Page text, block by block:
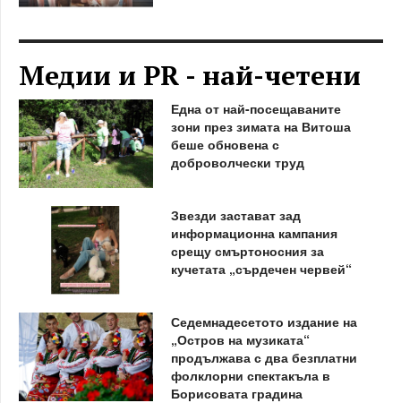
Медии и PR - най-четени
Една от най-посещаваните
зони през зимата на Витоша
беше обновена с
доброволчески труд
Звезди застават зад
информационна кампания
срещу смъртоносния за
кучетата „сърдечен червей“
Седемнадесетото издание на
„Остров на музиката“
продължава с два безплатни
фолклорни спектакъла в
Борисовата градина